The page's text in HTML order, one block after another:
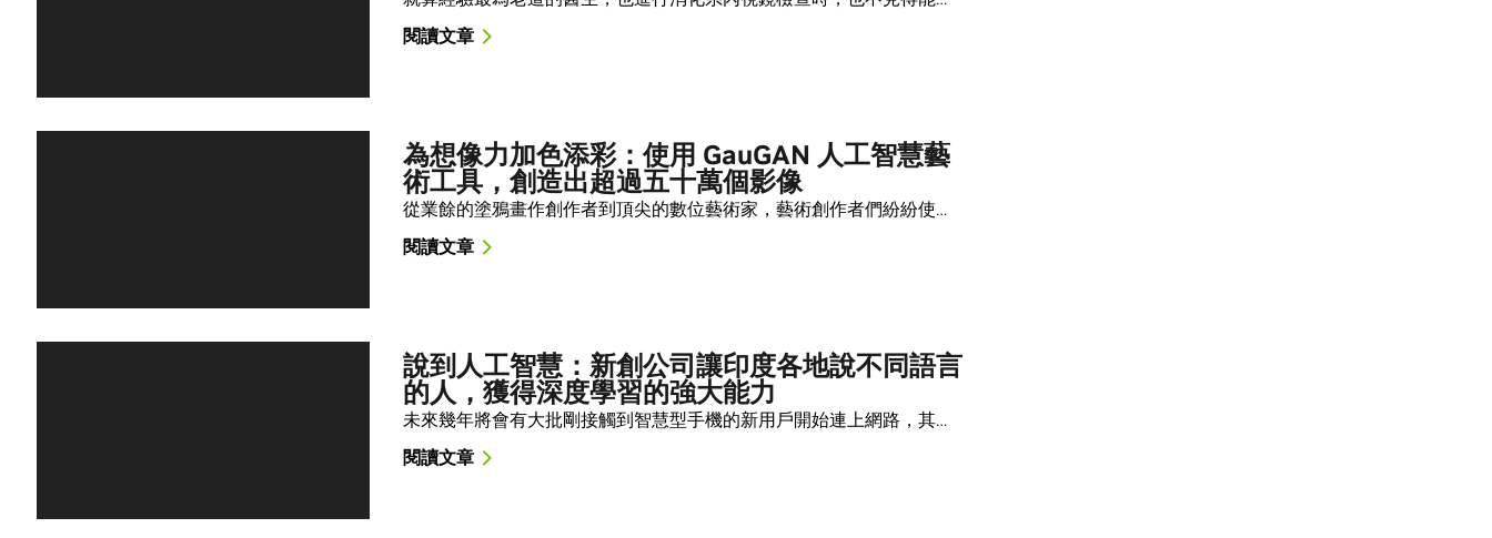
閱讀文章
為想像力加色添彩：使用 GauGAN 人工智慧藝
術工具，創造出超過五十萬個影像
從業餘的塗鴉畫作創作者到頂尖的數位藝術家，藝術創作者們紛紛使…
閱讀文章
說到人工智慧：新創公司讓印度各地說不同語言
的人，獲得深度學習的強大能力
未來幾年將會有大批剛接觸到智慧型手機的新用戶開始連上網路，其…
閱讀文章